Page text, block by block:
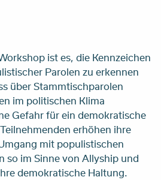
ist es, die Kennzeichen
Parolen zu erkennen
über Stammtischparolen
im politischen Klima
Gefahr für ein demokratische
erhöhen ihre
mit populistischen
so im Sinne von Allyship und
demokratische Haltung.